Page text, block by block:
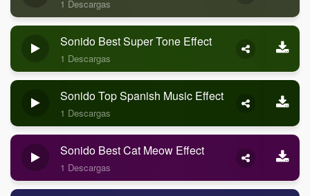
1 Descargas
Sonido Best Super Tone Effect
1 Descargas
Sonido Top Spanish Music Effect
1 Descargas
Sonido Best Cat Meow Effect
1 Descargas